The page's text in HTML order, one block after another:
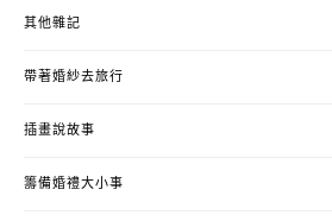
其他雜記
帶著婚紗去旅行
插畫說故事
籌備婚禮大小事